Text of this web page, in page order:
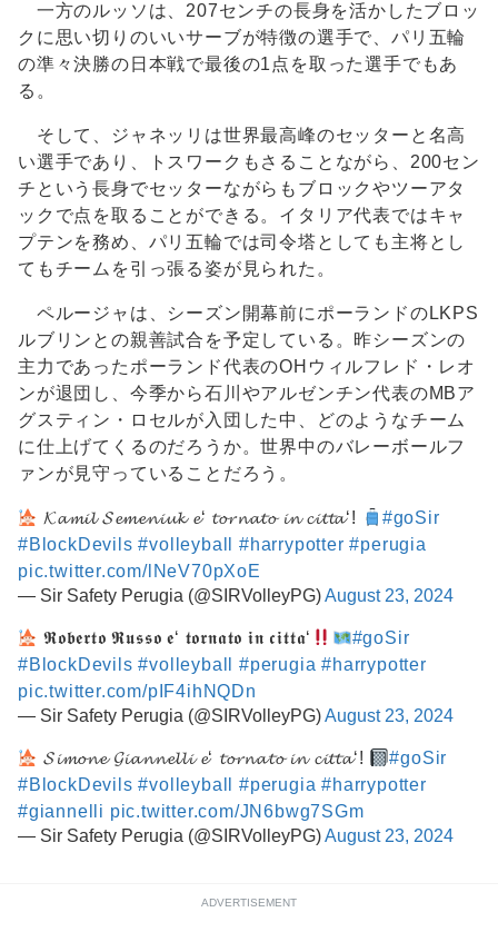
一方のルッソは、207センチの長身を活かしたブロッ
クに思い切りのいいサーブが特徴の選手で、パリ五輪
の準々決勝の日本戦で最後の1点を取った選手でもあ
る。
そして、ジャネッリは世界最高峰のセッターと名高
い選手であり、トスワークもさることながら、200セン
チという長身でセッターながらもブロックやツーアタ
ックで点を取ることができる。イタリア代表ではキャ
プテンを務め、パリ五輪では司令塔としても主将とし
てもチームを引っ張る姿が見られた。
ペルージャは、シーズン開幕前にポーランドのLKPS
ルブリンとの親善試合を予定している。昨シーズンの
主力であったポーランド代表のOHウィルフレド・レオ
ンが退団し、今季から石川やアルゼンチン代表のMBア
グスティン・ロセルが入団した中、どのようなチーム
に仕上げてくるのだろうか。世界中のバレーボールフ
ァンが見守っていることだろう。
𝓚𝓪𝓶𝓲𝓵 𝓢𝓮𝓶𝓮𝓷𝓲𝓾𝓴 𝓮‘ 𝓽𝓸𝓻𝓷𝓪𝓽𝓸 𝓲𝓷 𝓬𝓲𝓽𝓽𝓪‘!
#goSir
#BlockDevils #volleyball #harrypotter #perugia
pic.twitter.com/lNeV70pXoE
— Sir Safety Perugia (@SIRVolleyPG)August 23, 2024
𝕽𝖔𝖇𝖊𝖗𝖙𝖔 𝕽𝖚𝖘𝖘𝖔 𝖊‘ 𝖙𝖔𝖗𝖓𝖆𝖙𝖔 𝖎𝖓 𝖈𝖎𝖙𝖙𝖆‘
#goSir
#BlockDevils #volleyball #perugia #harrypotter
pic.twitter.com/pIF4ihNQDn
— Sir Safety Perugia (@SIRVolleyPG)August 23, 2024
𝓢𝓲𝓶𝓸𝓷𝓮 𝓖𝓲𝓪𝓷𝓷𝓮𝓵𝓵𝓲 𝓮‘ 𝓽𝓸𝓻𝓷𝓪𝓽𝓸 𝓲𝓷 𝓬𝓲𝓽𝓽𝓪‘!
#goSir
#BlockDevils #volleyball #perugia #harrypotter
#giannelli pic.twitter.com/JN6bwg7SGm
— Sir Safety Perugia (@SIRVolleyPG)August 23, 2024
ADVERTISEMENT